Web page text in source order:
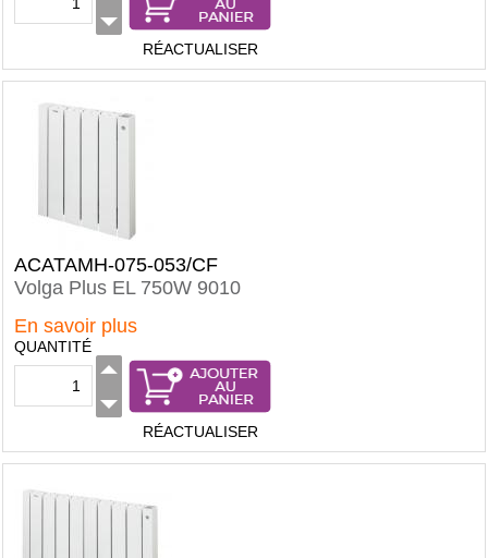
RÉACTUALISER
ACATAMH-075-053/CF
Volga Plus EL 750W 9010
En savoir plus
QUANTITÉ
RÉACTUALISER